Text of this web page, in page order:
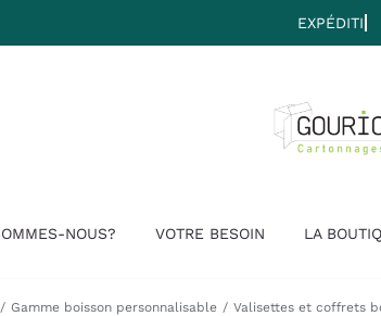
NOUS? VOTRE BESOIN LA
Gamme boisson personnalisable Valisettes et coffrets